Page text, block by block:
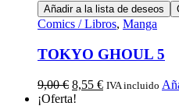
Añadir a la lista de deseos
Comics / Libros, Manga
TOKYO GHOUL 5
9,00€ 8,55 € IVA incluido
¡Oferta!